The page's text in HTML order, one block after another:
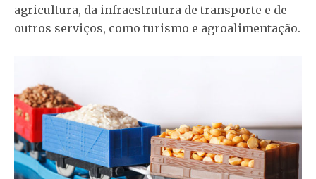
agricultura, da infraestrutura de transporte e de
outros serviços, como turismo e agroalimentação.